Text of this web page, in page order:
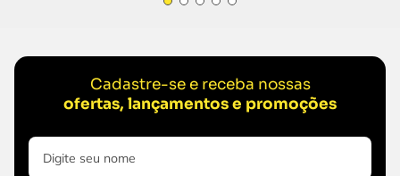
Cadastre-se e receba nossas
ofertas, lançamentos e promoções